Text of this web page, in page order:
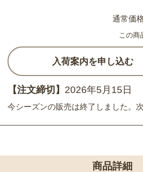
通常価
この商
入荷案内を申し込む
【注文締切】 2026年5月15日
今シーズンの販売は終了しました。
商品詳細